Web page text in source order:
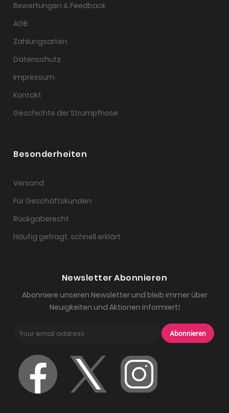
Bewertungen & Feedback
AGB
Zahlungsarten
Datenschutz
Impressum
Kontakt
Geschichte der Strumpfhose
Besonderheiten
Versand
Für Geschäftskunden
Rückgaberecht
Häufig gefragt, schnell erklärt
Newsletter Abonnieren
Abonniere unseren Newsletter und bleib immer über
Neuigkeiten und Aktionen informiert!
Abonnieren